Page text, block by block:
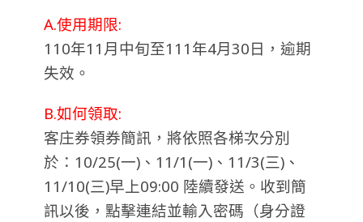
A.使用期限:
110年11月中旬至111年4月30日，逾期
失效。
B.如何領取:
客庄券領券簡訊，將依照各梯次分別
於：10/25(一)、11/1(一)、11/3(三)、
11/10(三)早上09:00 陸續發送。收到簡
訊以後，點擊連結並輸入密碼（身分證